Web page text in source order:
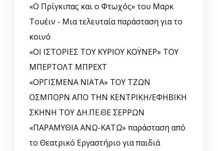
«Ο Πρίγκιπας και ο Φτωχός» του Μαρκ
Τουέιν - Μια τελευταία παράσταση για το
κοινό
«ΟΙ ΙΣΤΟΡΙΕΣ ΤΟΥ ΚΥΡΙΟΥ ΚΟΫΝΕΡ» ΤΟΥ
ΜΠΕΡΤΟΛΤ ΜΠΡΕΧΤ
«ΟΡΓΙΣΜΕΝΑ ΝΙΑΤΑ» ΤΟΥ ΤΖΩΝ
ΟΣΜΠΟΡΝ ΑΠΟ ΤΗΝ ΚΕΝΤΡΙΚΗ/ΕΦΗΒΙΚΗ
ΣΚΗΝΗ ΤΟΥ ΔΗ.ΠΕ.ΘΕ ΣΕΡΡΩΝ
«ΠΑΡΑΜΥΘΙΑ ΑΝΩ-ΚΑΤΩ» παράσταση από
το Θεατρικό Εργαστήριο για παιδιά